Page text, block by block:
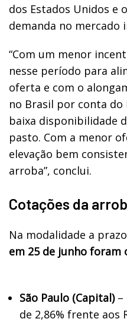
dos Estados Unidos e
demanda no mercado
“Com um menor
nesse período para
oferta e com o
no Brasil por conta do
baixa disponibilidade
pasto. Com a menor
elevação bem
arroba”, conclui.
Cotações da
Na modalidade a
em 25 de junho foram
São Paulo (Capital)–
de 2,86% frente aos